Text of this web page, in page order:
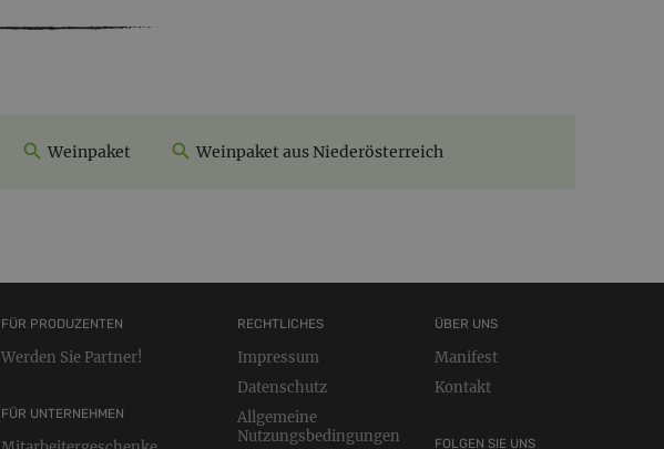
Weinpaket Weinpaket aus Niederösterreich
FÜR PRODUZENTEN
Werden Sie Partner!
FÜR UNTERNEHMEN
RECHTLICHES
Impressum
Datenschutz
Allgemeine
Nutzungsbedingungen
ÜBER UNS
Manifest
Kontakt
FOLGEN SIE UNS